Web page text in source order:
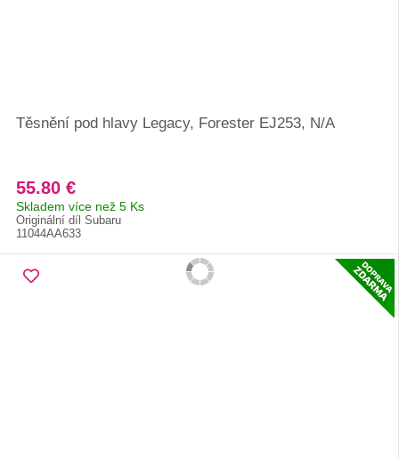
Těsnění pod hlavy Legacy, Forester EJ253, N/A
55.80 €
Skladem více než 5 Ks
Originální díl Subaru
11044AA633